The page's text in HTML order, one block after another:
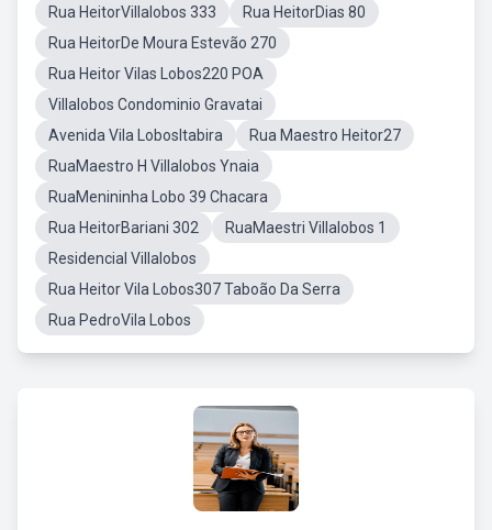
Rua HeitorVillalobos 333
Rua HeitorDias 80
Rua HeitorDe Moura Estevão 270
Rua Heitor Vilas Lobos220 POA
Villalobos Condominio Gravatai
Avenida Vila LobosItabira
Rua Maestro Heitor27
RuaMaestro H Villalobos Ynaia
RuaMenininha Lobo 39 Chacara
Rua HeitorBariani 302
RuaMaestri Villalobos 1
Residencial Villalobos
Rua Heitor Vila Lobos307 Taboão Da Serra
Rua PedroVila Lobos